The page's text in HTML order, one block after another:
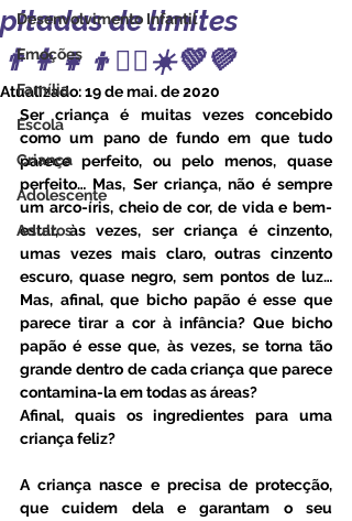
Desenvolvimento Infantil
Emoções
Família
Escola
Criança
Adolescente
Adultos
pitadas de limites
👨‍👩‍👧‍👦🤸‍♀️☀️💚💜
Atualizado:19 de mai. de 2020
Ser criança é muitas vezes concebido
como um pano de fundo em que tudo
parece perfeito, ou pelo menos, quase
perfeito… Mas, Ser criança, não é sempre
um arco-íris, cheio de cor, de vida e bem-
estar, às vezes, ser criança é cinzento,
umas vezes mais claro, outras cinzento
escuro, quase negro, sem pontos de luz…
Mas, afinal, que bicho papão é esse que
parece tirar a cor à infância? Que bicho
papão é esse que, às vezes, se torna tão
grande dentro de cada criança que parece
contamina-la em todas as áreas?
Afinal, quais os ingredientes para uma
criança feliz?
A criança nasce e precisa de protecção,
que cuidem dela e garantam o seu